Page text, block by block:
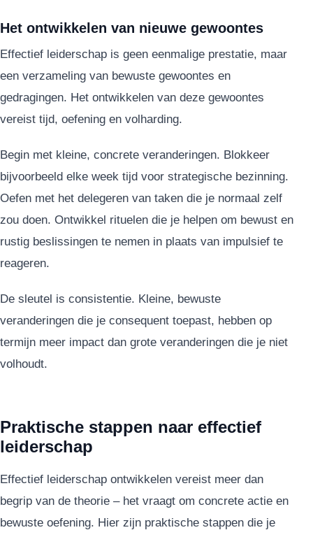
Het ontwikkelen van nieuwe gewoontes
Effectief leiderschap is geen eenmalige prestatie, maar
een verzameling van bewuste gewoontes en
gedragingen. Het ontwikkelen van deze gewoontes
vereist tijd, oefening en volharding.
Begin met kleine, concrete veranderingen. Blokkeer
bijvoorbeeld elke week tijd voor strategische bezinning.
Oefen met het delegeren van taken die je normaal zelf
zou doen. Ontwikkel rituelen die je helpen om bewust en
rustig beslissingen te nemen in plaats van impulsief te
reageren.
De sleutel is consistentie. Kleine, bewuste
veranderingen die je consequent toepast, hebben op
termijn meer impact dan grote veranderingen die je niet
volhoudt.
Praktische stappen naar effectief
leiderschap
Effectief leiderschap ontwikkelen vereist meer dan
begrip van de theorie – het vraagt om concrete actie en
bewuste oefening. Hier zijn praktische stappen die je